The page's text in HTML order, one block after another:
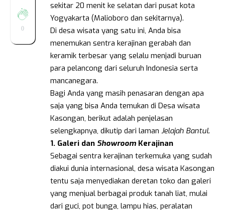
0
sekitar 20 menit ke selatan dari pusat kota
Yogyakarta (Malioboro dan sekitarnya).
Di desa wisata yang satu ini, Anda bisa
menemukan sentra kerajinan gerabah dan
keramik terbesar yang selalu menjadi buruan
para pelancong dari seluruh Indonesia serta
mancanegara.
Bagi Anda yang masih penasaran dengan apa
saja yang bisa Anda temukan di Desa wisata
Kasongan, berikut adalah penjelasan
selengkapnya, dikutip dari laman Jelajah Bantul.
1. Galeri dan Showroom Kerajinan
Sebagai sentra kerajinan terkemuka yang sudah
diakui dunia internasional, desa wisata Kasongan
tentu saja menyediakan deretan toko dan galeri
yang menjual berbagai produk tanah liat, mulai
dari guci, pot bunga, lampu hias, peralatan